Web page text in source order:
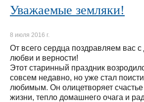
Уважаемые земляки!
8 июля 2016 г.
От всего сердца поздравляем вас
любви и верности!
Этот старинный праздник
совсем недавно, но уже стал
любимым. Он олицетворяет счастье
жизни, тепло домашнего очага и